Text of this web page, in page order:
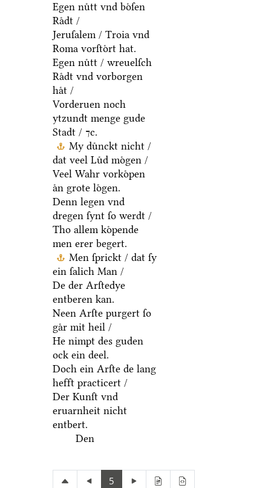
Egen nuͤtt vnd boͤſen
Raͤdt /
Jeruſalem / Troia vnd
Roma vorſtoͤrt hat.
Egen nuͤtt / wreuelſch
Raͤdt vnd vorborgen
haͤt /
Vorderuen noch
ytzundt menge gude
Stadt / ⁊c.
My duͤnckt nicht /
dat veel Luͤd moͤgen /
Veel Wahr vorkoͤpen
aͤn grote loͤgen.
Denn legen vnd
dregen ſynt ſo werdt /
Tho allem koͤpende
men erer begert.
Men ſprickt / dat ſy
ein ſalich Man /
De der Arſtedye
entberen kan.
Neen Arſte purgert ſo
gaͤr mit heil /
He nimpt des guden
ock ein deel.
Doch ein Arſte de lang
hefft practicert /
Der Kunſt vnd
eruarnheit nicht
entbert.
Den
5